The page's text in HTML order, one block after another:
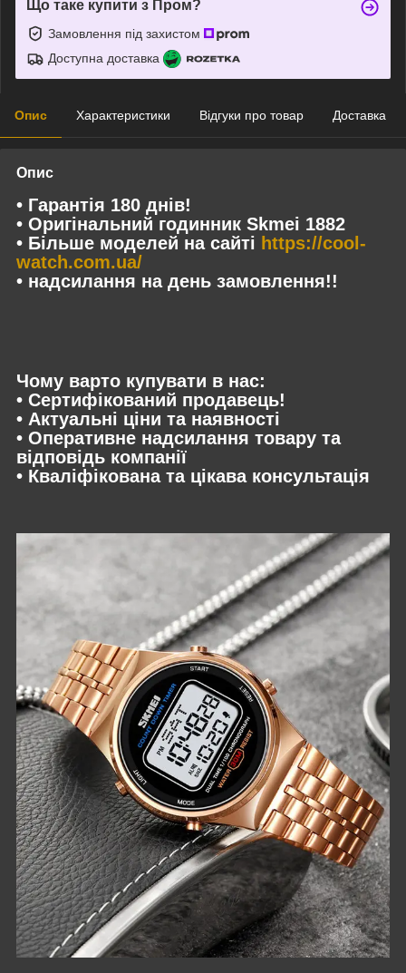
Що таке купити з Пром?
Замовлення під захистом
Доступна доставка
Опис Характеристики Відгуки про товар Доставка
Опис
• Гарантія 180 днів!
• Оригінальний годинник Skmei 1882
• Більше моделей на сайті https://cool-
watch.com.ua/
• надсилання на день замовлення!!
Чому варто купувати в нас:
• Сертифікований продавець!
• Актуальні ціни та наявності
• Оперативне надсилання товару та
відповідь компанії
• Кваліфікована та цікава консультація